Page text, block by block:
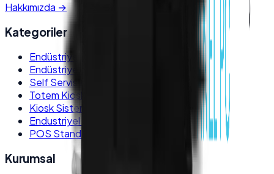
Hakkımızda →
Kategoriler
Endüstriyel Panel PC
Endüstriyel Box PC
Self Servis Kiosk
Totem Kiosk
Kiosk Sistemleri
Endustriyel Monitörler
POS Stand ve Kiosk Ayakları
Kurumsal